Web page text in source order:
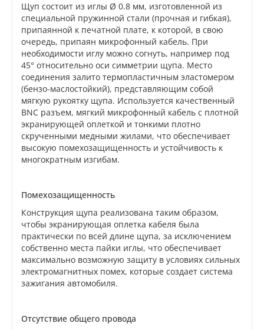
Щуп состоит из иглы Ø 0.8 мм, изготовленной из
специальной пружинной стали (прочная и гибкая),
припаянной к печатной плате, к которой, в свою
очередь, припаян микрофонный кабель. При
необходимости иглу можно согнуть, например под
45° относительно оси симметрии щупа. Место
соединения залито термопластичным эластомером
(бензо-маслостойкий), представляющим собой
мягкую рукоятку щупа. Используется качественный
BNC разъем, мягкий микрофонный кабель с плотной
экранирующей оплеткой и тонкими плотно
скрученными медными жилами, что обеспечивает
высокую помехозащищенность и устойчивость к
многократным изгибам.
Помехозащищенность
Конструкция щупа реализована таким образом,
чтобы экранирующая оплетка кабеля была
практически по всей длине щупа, за исключением
собственно места пайки иглы, что обеспечивает
максимально возможную защиту в условиях сильных
электромагнитных помех, которые создает система
зажигания автомобиля.
Отсутствие общего провода